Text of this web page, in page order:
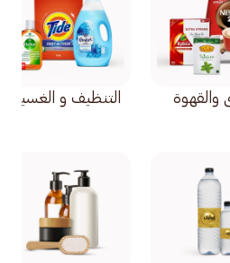
والقهوة التنظيف و الغسيل